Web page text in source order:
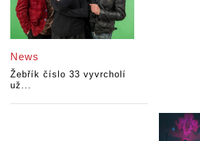
News
Žebřík číslo 33 vyvrcholí
už...